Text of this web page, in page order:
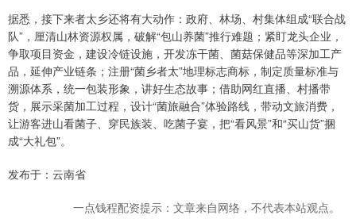
据悉，接下来者太乡还将有大动作：政府、林场、村集体组成“联合战
队”，厘清山林资源权属，破解“包山养菌”推行难题；紧盯龙头企业，
争取项目资金，建设冷链设施，开发冻干菌、菌菇保健品等深加工产
品，延伸产业链条；注册“菌乡者太”地理标志商标，制定质量标准与
溯源体系，统一包装形象，讲好生态故事；借助网红直播、村播带
货，展示采菌加工过程，设计“菌旅融合”体验路线，带动文旅消费，
让游客进山看菌子、穿民族装、吃菌子宴，把“看风景”和“买山货”捆
成“大礼包”。
发布于：云南省
一点钱程配资提示：文章来自网络，不代表本站观点。